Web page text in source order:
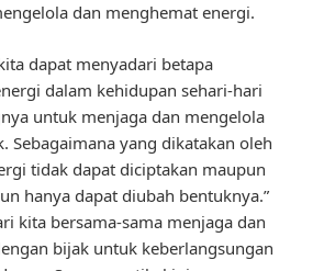
dan menghemat energi.
dapat menyadari betapa
dalam kehidupan sehari-hari
untuk menjaga dan mengelola
Sebagaimana yang dikatakan oleh
tidak dapat diciptakan maupun
hanya dapat diubah bentuknya.”
kita bersama-sama menjaga dan
bijak untuk keberlangsungan